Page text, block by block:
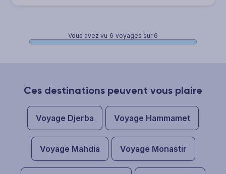
Vous avez vu 6 voyages sur 6
Ces destinations peuvent vous plaire
Voyage Djerba Voyage Hammamet
Voyage Mahdia Voyage Monastir